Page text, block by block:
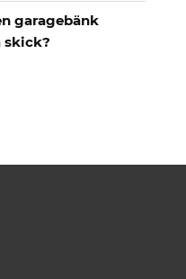
garagebänk
skick?